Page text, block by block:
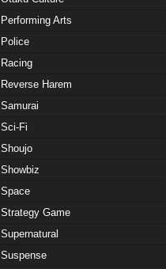
Performing Arts
Police
Racing
Reverse Harem
Samurai
Sci-Fi
Shoujo
Showbiz
Space
Strategy Game
Supernatural
Suspense